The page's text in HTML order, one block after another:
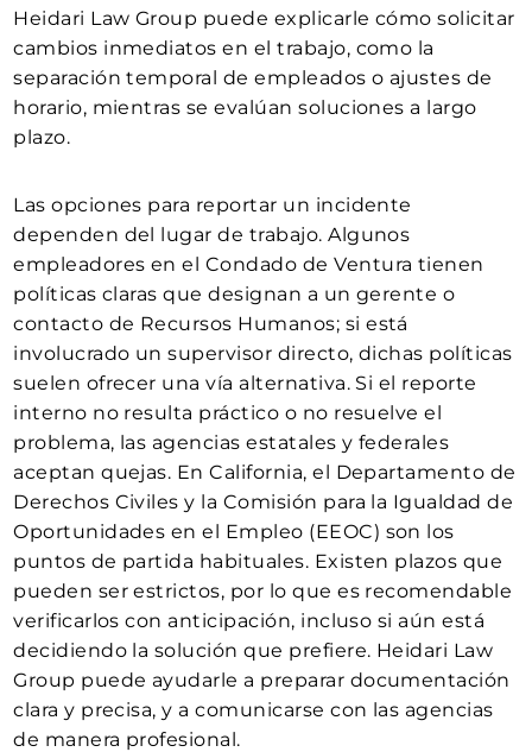
Heidari Law Group puede explicarle cómo solicitar
cambios inmediatos en el trabajo, como la
separación temporal de empleados o ajustes de
horario, mientras se evalúan soluciones a largo
plazo.
Las opciones para reportar un incidente
dependen del lugar de trabajo. Algunos
empleadores en el Condado de Ventura tienen
políticas claras que designan a un gerente o
contacto de Recursos Humanos; si está
involucrado un supervisor directo, dichas políticas
suelen ofrecer una vía alternativa. Si el reporte
interno no resulta práctico o no resuelve el
problema, las agencias estatales y federales
aceptan quejas. En California, el Departamento de
Derechos Civiles y la Comisión para la Igualdad de
Oportunidades en el Empleo (EEOC) son los
puntos de partida habituales. Existen plazos que
pueden ser estrictos, por lo que es recomendable
verificarlos con anticipación, incluso si aún está
decidiendo la solución que prefiere. Heidari Law
Group puede ayudarle a preparar documentación
clara y precisa, y a comunicarse con las agencias
de manera profesional.